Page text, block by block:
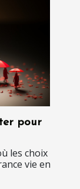
pour
les choix
vie en